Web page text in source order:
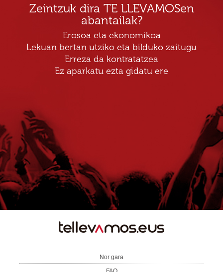
Zeintzuk dira TE LLEVAMOSen
abantailak?
Erosoa eta ekonomikoa
Lekuan bertan utziko eta bilduko zaitugu
Erreza da kontratatzea
Ez aparkatu ezta gidatu ere
Nor gara